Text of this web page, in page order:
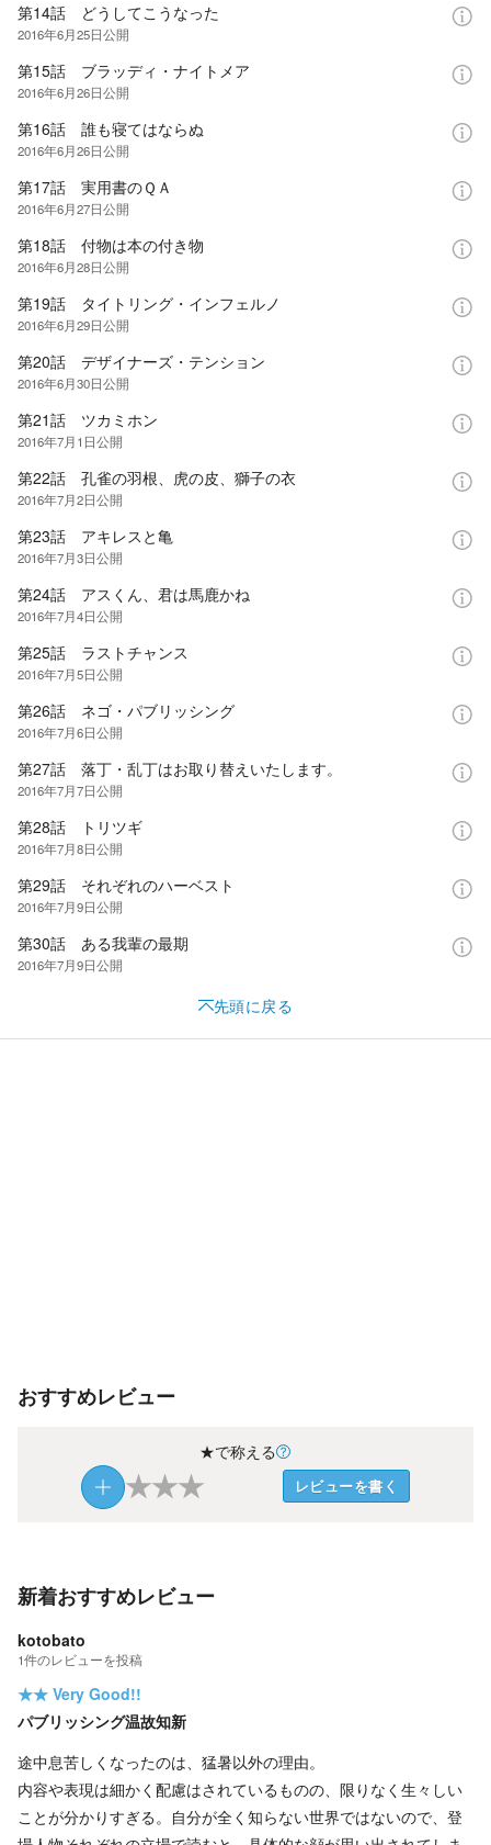
第14話 どうしてこうなった
2016年6月25日公開
第15話 ブラッディ・ナイトメア
2016年6月26日公開
第16話 誰も寝てはならぬ
2016年6月26日公開
第17話 実用書のＱＡ
2016年6月27日公開
第18話 付物は本の付き物
2016年6月28日公開
第19話 タイトリング・インフェルノ
2016年6月29日公開
第20話 デザイナーズ・テンション
2016年6月30日公開
第21話 ツカミホン
2016年7月1日公開
第22話 孔雀の羽根、虎の皮、獅子の衣
2016年7月2日公開
第23話 アキレスと亀
2016年7月3日公開
第24話 アスくん、君は馬鹿かね
2016年7月4日公開
第25話 ラストチャンス
2016年7月5日公開
第26話 ネゴ・パブリッシング
2016年7月6日公開
第27話 落丁・乱丁はお取り替えいたします。
2016年7月7日公開
第28話 トリツギ
2016年7月8日公開
第29話 それぞれのハーベスト
2016年7月9日公開
第30話 ある我輩の最期
2016年7月9日公開
先頭に戻る
おすすめレビュー
★で称える
★★★ レビューを書く
新着おすすめレビュー
kotobato
1件のレビューを投稿
★★ Very Good!!
パブリッシング温故知新
途中息苦しくなったのは、猛暑以外の理由。
内容や表現は細かく配慮はされているものの、限りなく生々しい
ことが分かりすぎる。自分が全く知らない世界ではないので、登